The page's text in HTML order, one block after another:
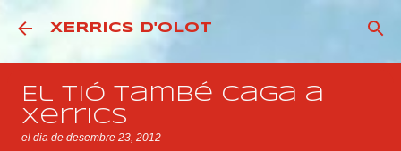
Salta al contingut principal
XERRICS D'OLOT
El Tió també caga a
Xerrics
el dia de desembre 23, 2012